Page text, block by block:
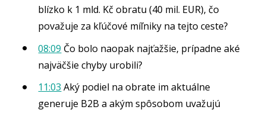
blízko k 1 mld. Kč obratu (40 mil. EUR), čo
považuje za kľúčové míľniky na tejto ceste?
08:09 Čo bolo naopak najťažšie, prípadne aké
najväčšie chyby urobili?
11:03 Aký podiel na obrate im aktuálne
generuje B2B a akým spôsobom uvažujú